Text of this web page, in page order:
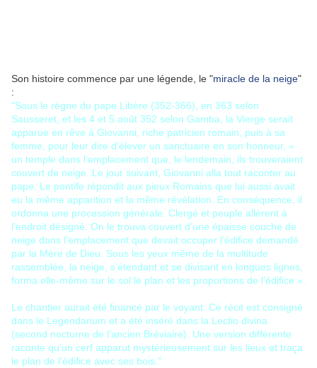
Son histoire commence par une légende, le "miracle de la neige"
:
"Sous le règne du pape Libère (352-366), en 363 selon
Sausseret, et les 4 et 5 août 352 selon Gamba, la Vierge serait
apparue en rêve à Giovanni, riche patricien romain, puis à sa
femme, pour leur dire d’élever un sanctuaire en son honneur, «
un temple dans l’emplacement que, le lendemain, ils trouveraient
couvert de neige. Le jour suivant, Giovanni alla tout raconter au
pape. Le pontife répondit aux pieux Romains que lui aussi avait
eu la même apparition et la même révélation. En conséquence, il
ordonna une procession générale. Clergé et peuple allèrent à
l’endroit désigné. On le trouva couvert d’une épaisse couche de
neige dans l’emplacement que devait occuper l’édifice demandé
par la Mère de Dieu. Sous les yeux même de la multitude
rassemblée, la neige, s’étendant et se divisant en longues lignes,
forma elle-même sur le sol le plan et les proportions de l’édifice ».
Le chantier aurait été financé par le voyant. Ce récit est consigné
dans le Legendarium et a été inséré dans la Lectio divina
(second nocturne de l’ancien Bréviaire). Une version différente
raconte qu’un cerf apparut mystérieusement sur les lieux et traça
le plan de l’édifice avec ses bois."